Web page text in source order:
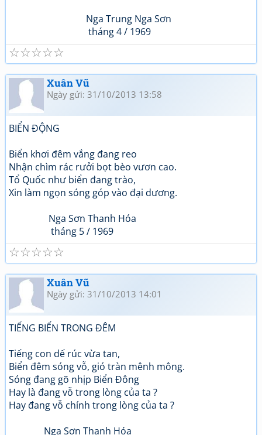
Nga Trung Nga Sơn
tháng 4 / 1969
☆
☆
☆
☆
☆
Xuân Vũ
Ngày gửi: 31/10/2013 13:58
BIỂN ĐỘNG
Biển khơi đêm vắng đang reo
Nhận chìm rác rưởi bọt bèo vươn cao.
Tổ Quốc như biển đang trào,
Xin làm ngọn sóng góp vào đại dương.
Nga Sơn Thanh Hóa
tháng 5 / 1969
☆
☆
☆
☆
☆
Xuân Vũ
Ngày gửi: 31/10/2013 14:01
TIẾNG BIỂN TRONG ĐÊM
Tiếng con dế rúc vừa tan,
Biển đêm sóng vỗ, gió tràn mênh mông.
Sóng đang gõ nhịp Biển Đông
Hay là đang vỗ trong lòng của ta ?
Hay đang vỗ chính trong lòng của ta ?
Nga Sơn Thanh Hóa